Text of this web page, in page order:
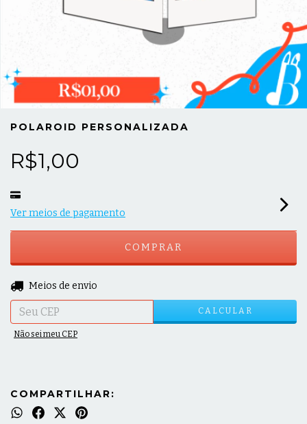
POLAROID PERSONALIZADA
R$1,00
Ver meios de pagamento
Entregas para o CEP:
Meios de envio
CALCULAR
Não sei meu CEP
COMPARTILHAR: